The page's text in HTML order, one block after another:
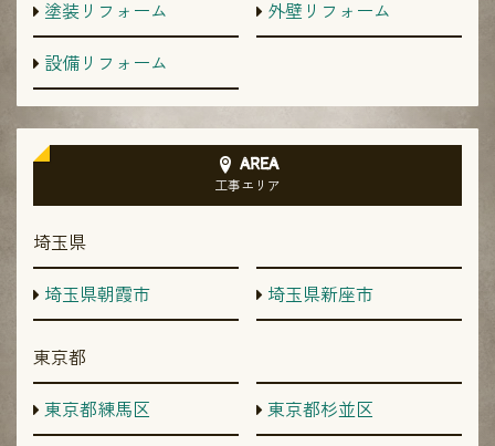
塗装リフォーム
外壁リフォーム
設備リフォーム
AREA
工事エリア
埼玉県
埼玉県朝霞市
埼玉県新座市
東京都
東京都練馬区
東京都杉並区